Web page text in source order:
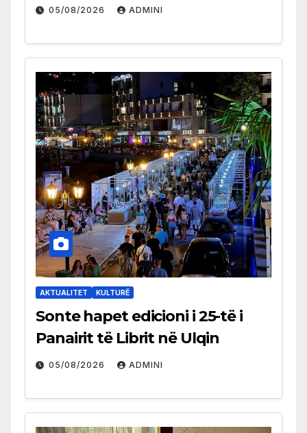
05/08/2026 ADMINI
AKTUALITET KULTURË
Sonte hapet edicioni i 25-të i
Panairit të Librit në Ulqin
05/08/2026 ADMINI